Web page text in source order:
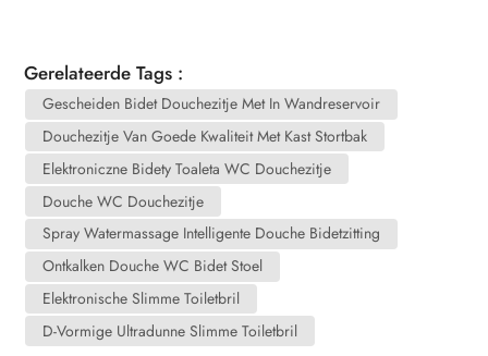
Gerelateerde Tags :
Gescheiden Bidet Douchezitje Met In Wandreservoir
Douchezitje Van Goede Kwaliteit Met Kast Stortbak
Elektroniczne Bidety Toaleta WC Douchezitje
Douche WC Douchezitje
Spray Watermassage Intelligente Douche Bidetzitting
Ontkalken Douche WC Bidet Stoel
Elektronische Slimme Toiletbril
D-Vormige Ultradunne Slimme Toiletbril